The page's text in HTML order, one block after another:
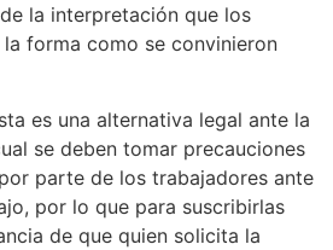
la interpretación que los
forma como se convinieron
es una alternativa legal ante la
se deben tomar precauciones
parte de los trabajadores ante
por lo que para suscribirlas
de que quien solicita la